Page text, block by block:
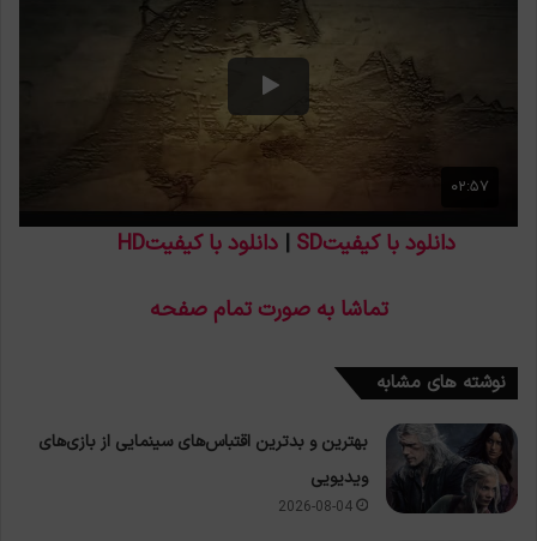
دانلود با کیفیتSD | دانلود با کیفیتHD
تماشا به صورت تمام صفحه
نوشته های مشابه
بهترین و بدترین اقتباس‌های سینمایی از بازی‌های
ویدیویی
2026-08-04